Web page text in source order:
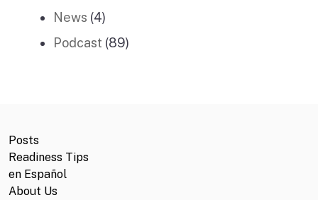
News (4)
Podcast (89)
Posts
Readiness Tips
en Español
About Us